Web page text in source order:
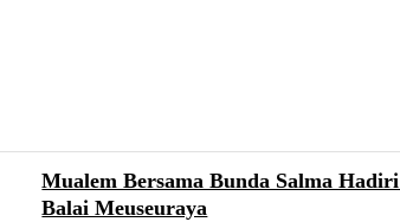
Mualem Bersama Bunda Salma
Balai Meuseuraya